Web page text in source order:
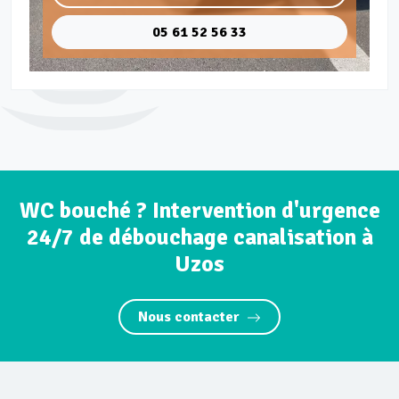
05 61 52 56 33
WC bouché ? Intervention d'urgence
24/7 de débouchage canalisation à
Uzos
Nous contacter